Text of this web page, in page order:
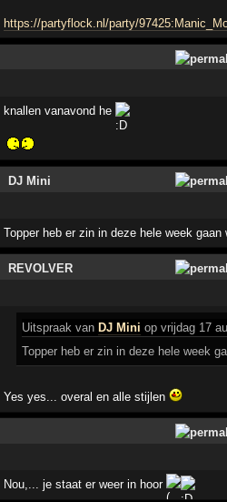
https://partyflock.nl/party/
knallen vanavond he
DJ Mini
Topper heb er zin in deze hele week gaan
REVOLVER
Uitspraak vanDJ Mini op vrijdag 17
Topper heb er zin in deze hele week
Yes yes... overal en alle stijlen
Nou,... je staat er weer in hoor